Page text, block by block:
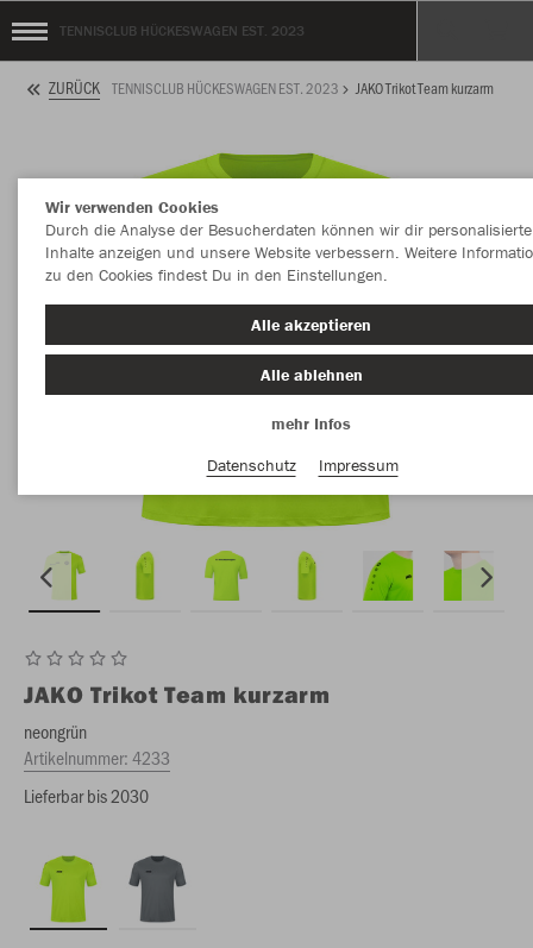
TENNISCLUB HÜCKESWAGEN EST. 2023
ZURÜCK TENNISCLUB HÜCKESWAGEN EST. 2023 JAKO Trikot Team kurzarm
JAKO Trikot Team kurzarm
neongrün
Artikelnummer:4233
Lieferbar bis 2030
Wir verwenden Cookies
Durch die Analyse der Besucherdaten können wir dir personalisierte
Inhalte anzeigen und unsere Website verbessern. Weitere
zu den Cookies findest Du in den Einstellungen.
Alle akzeptieren
Alle ablehnen
mehr Infos
Datenschutz
Impressum